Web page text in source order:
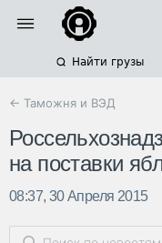
Найти грузы
← Таможня и ВЭД
на поставки
08:37, 30 Апреля 2015